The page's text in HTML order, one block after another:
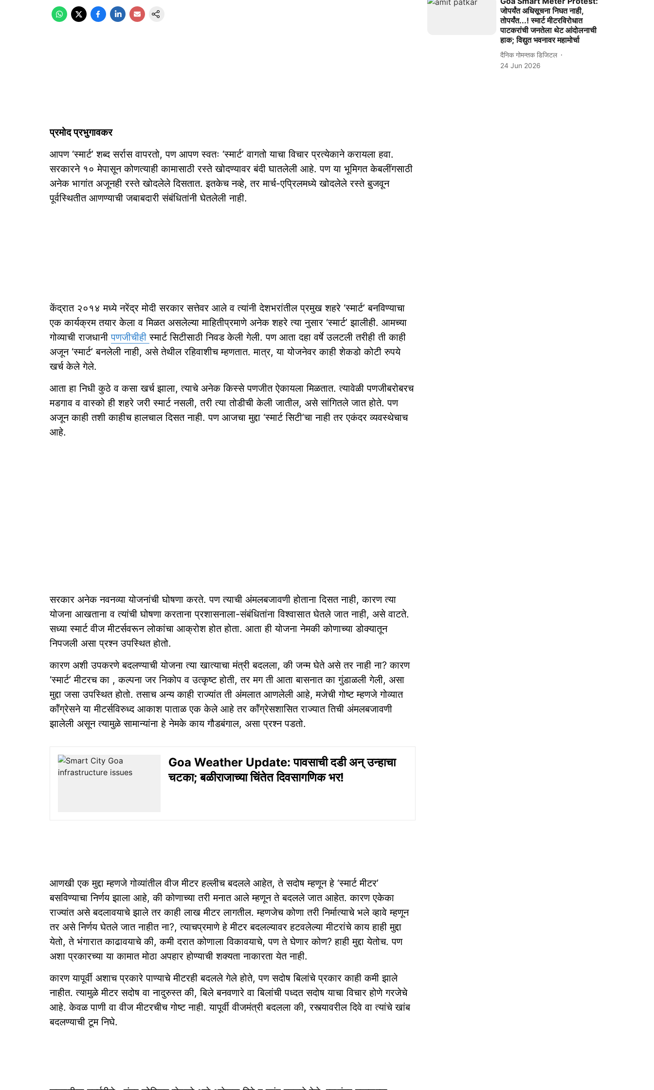
प्रमोद प्रभुगावकर
आपण ‘स्मार्ट’ शब्द सर्रास वापरतो, पण आपण स्वतः ‘स्मार्ट’ वागतो याचा विचार प्रत्येकाने करायला हवा.
सरकारने १० मेपासून कोणत्याही कामासाठी रस्ते खोदण्यावर बंदी घातलेली आहे. पण या भूमिगत केबलींगसाठी
अनेक भागांत अजूनही रस्ते खोदलेले दिसतात. इतकेच नव्हे, तर मार्च-एप्रिलमध्ये खोदलेले रस्ते बुजवून
पूर्वस्थितीत आणण्याची जबाबदारी संबंधितांनी घेतलेली नाही.
केंद्रात २०१४ मध्ये नरेंद्र मोदी सरकार सत्तेवर आले व त्यांनी देशभरांतील प्रमुख शहरे ‘स्मार्ट’ बनविण्याचा
एक कार्यक्रम तयार केला व मिळत असलेल्या माहितीप्रमाणे अनेक शहरे त्या नुसार ‘स्मार्ट’ झालीही. आमच्या
गोव्याची राजधानीपणजीचीहीस्मार्ट सिटीसाठी निवड केली गेली. पण आता दहा वर्षे उलटली तरीही ती काही
अजून ‘स्मार्ट’ बनलेली नाही, असे तेथील रहिवाशीच म्हणतात. मात्र, या योजनेवर काही शेकडो कोटी रुपये
खर्च केले गेले.
आता हा निधी कुठे व कसा खर्च झाला, त्याचे अनेक किस्से पणजीत ऐकायला मिळतात. त्यावेळी पणजीबरोबरच
मडगाव व वास्को ही शहरे जरी स्मार्ट नसली, तरी त्या तोडीची केली जातील, असे सांगितले जात होते. पण
अजून काही तशी काहीच हालचाल दिसत नाही. पण आजचा मुद्दा ‘स्मार्ट सिटी’चा नाही तर एकंदर व्यवस्थेचाच
आहे.
सरकार अनेक नवनव्या योजनांची घोषणा करते. पण त्याची अंमलबजावणी होताना दिसत नाही, कारण त्या
योजना आखताना व त्यांची घोषणा करताना प्रशासनाला-संबंधितांना विश्वासात घेतले जात नाही, असे वाटते.
सध्या स्मार्ट वीज मीटर्सवरून लोकांचा आक्रोश होत होता. आता ही योजना नेमकी कोणाच्या डोक्यातून
निपजली असा प्रश्न उपस्थित होतो.
कारण अशी उपकरणे बदलण्याची योजना त्या खात्याचा मंत्री बदलला, की जन्म घेते असे तर नाही ना? कारण
‘स्मार्ट’ मीटरच का , कल्पना जर निकोप व उत्कृष्ट होती, तर मग ती आता बासनात का गुंडाळली गेली, असा
मुद्दा जसा उपस्थित होतो. तसाच अन्य काही राज्यांत ती अंमलात आणलेली आहे, मजेची गोष्ट म्हणजे गोव्यात
कॉंग्रेसने या मीटर्सविरुध्द आकाश पाताळ एक केले आहे तर कॉंग्रेसशासित राज्यात तिची अंमलबजावणी
झालेली असून त्यामुळे सामान्यांना हे नेमके काय गौडबंगाल, असा प्रश्न पडतो.
Goa Weather Update: पावसाची दडी अन् उन्हाचा
चटका; बळीराजाच्या चिंतेत दिवसागणिक भर!
आणखी एक मुद्दा म्हणजे गोव्यांतील वीज मीटर हल्लीच बदलले आहेत, ते सदोष म्हणून हे ‘स्मार्ट मीटर’
बसविण्याचा निर्णय झाला आहे, की कोणाच्या तरी मनात आले म्हणून ते बदलले जात आहेत. कारण एकेका
राज्यांत असे बदलावयाचे झाले तर काही लाख मीटर लागतील. म्हणजेच कोणा तरी निर्मात्याचे भले व्हावे म्हणून
तर असे निर्णय घेतले जात नाहीत ना?, त्याचप्रमाणे हे मीटर बदलल्यावर हटवलेल्या मीटरांचे काय हाही मुद्दा
येतो, ते भंगारात काढावयाचे की, कमी दरात कोणाला विकावयाचे, पण ते घेणार कोण? हाही मुद्दा येतोच. पण
अशा प्रकारच्या या कामात मोठा अपहार होण्याची शक्यता नाकारता येत नाही.
कारण यापूर्वी अशाच प्रकारे पाण्याचे मीटरही बदलले गेले होते, पण सदोष बिलांचे प्रकार काही कमी झाले
नाहीत. त्यामुळे मीटर सदोष वा नादुरुस्त की, बिले बनवणारे वा बिलांची पध्दत सदोष याचा विचार होणे गरजेचे
आहे. केवळ पाणी वा वीज मीटरचीच गोष्ट नाही. यापूर्वी वीजमंत्री बदलला की, रस्त्यावरील दिवे वा त्यांचे खांब
बदलण्याची टूम निघे.
जोपर्यंत अधिसूचना निघत नाही,
तोपर्यंत...! स्मार्ट मीटरविरोधात
पाटकरांची जनतेला थेट आंदोलनाची
हाक; विद्युत भवनावर महामोर्चा
दैनिक गोमन्तक डिजिटल
24 Jun 2026